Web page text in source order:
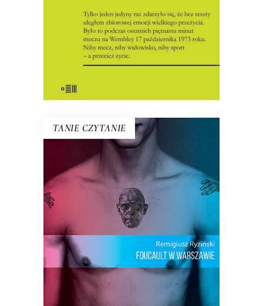
KSIĄŻKA DO KOSZYKA
TANIE CZYTANIE
FOUCAULT W WARSZAWIE
Nieznana historia Michela Foucault,
francuskiego filozofa, który spędził rok
w Polsce i pozostawił dopiero dziś
odkryte ślady. Wspomnienia, fakty,
dokumenty. Śledztwo, którego efektu
nikt się nie spodziewał.
36.00 23.40 zł